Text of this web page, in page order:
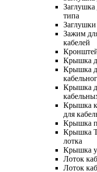
Заглушка
типа
Зажим
кабелей
Крышка
Крышка
Крышка
Крышка
для
Крышка
Крышка
лотка
Крышка
Лоток
Лоток